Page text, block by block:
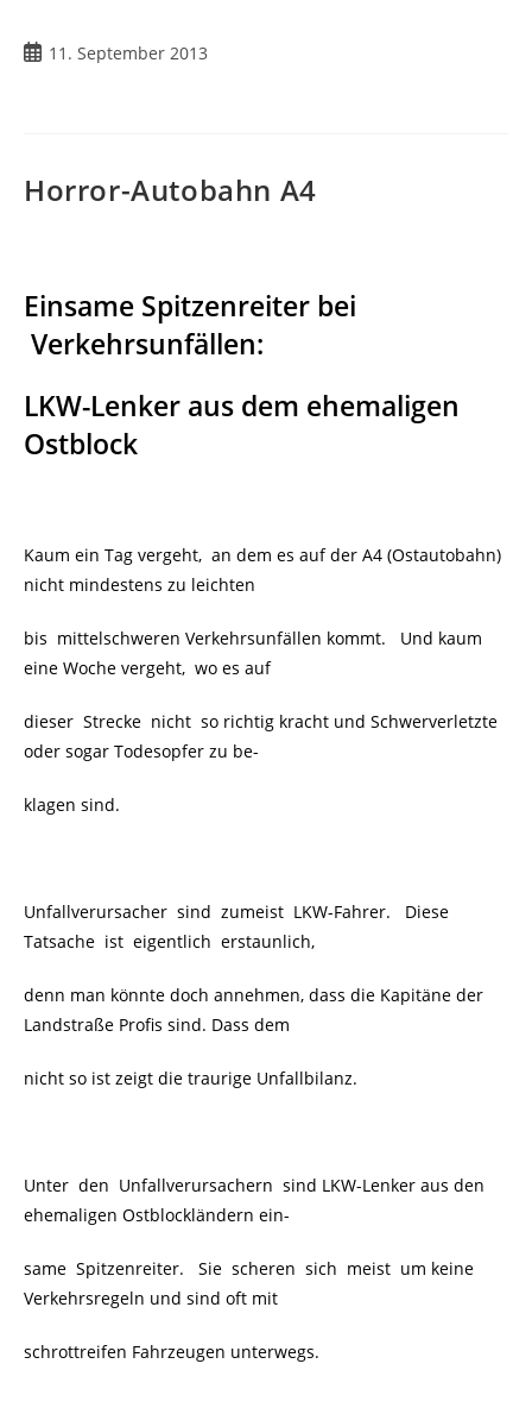
Beitrag11. September 2013
Horror-Autobahn A4
Einsame Spitzenreiter bei
Verkehrsunfällen:
LKW-Lenker aus dem ehemaligen
Ostblock
Kaum ein Tag vergeht, an dem es auf der A4 (Ostautobahn)
nicht mindestens zu leichten
bis mittelschweren Verkehrsunfällen kommt. Und kaum
eine Woche vergeht, wo es auf
dieser Strecke nicht so richtig kracht und Schwerverletzte
oder sogar Todesopfer zu be-
klagen sind.
Unfallverursacher sind zumeist LKW-Fahrer. Diese
Tatsache ist eigentlich erstaunlich,
denn man könnte doch annehmen, dass die Kapitäne der
Landstraße Profis sind. Dass dem
nicht so ist zeigt die traurige Unfallbilanz.
Unter den Unfallverursachern sind LKW-Lenker aus den
ehemaligen Ostblockländern ein-
same Spitzenreiter. Sie scheren sich meist um keine
Verkehrsregeln und sind oft mit
schrottreifen Fahrzeugen unterwegs.